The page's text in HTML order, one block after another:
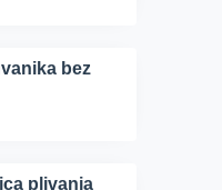
bez
plivanja